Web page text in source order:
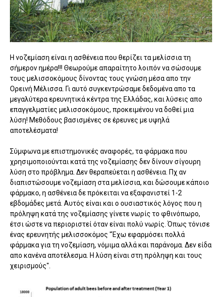
Η νοζεμίαση είναι η ασθένεια που θερίζει τα μελίσσια τη
σήμερον ημέρα!!! Θεωρούμε απαραίτητο λοιπόν να σώσουμε
τους μελισσοκόμους δίνοντας τους γνώση μέσα απο την
Ορεινή Μέλισσα. Γι αυτό συγκεντρώσαμε δεδομένα απο τα
μεγαλύτερα ερευνητικά κέντρα της Ελλάδας, και λύσεις απο
επαγγελματίες μελισσοκόμους, προκειμένου να δοθεί μια
λύση! Μεθόδους βασισμένες σε έρευνες με υψηλά
αποτελέσματα!
Σύμφωνα με επιστημονικές αναφορές, τα φάρμακα που
χρησιμοποιούνται κατά της νοζεμίασης δεν δίνουν σίγουρη
λύση στο πρόβλημα. Δεν θεραπεύεται η ασθένεια. Πχ αν
διαπιστώσουμε νοζεμίαση στα μελίσσια, και δώσουμε κάποιο
φάρμακο, η ασθένεια δε πρόκειται να εξαφανιστεί 1-2
εβδομάδες μετά. Αυτός είναι και ο ουσιαστικός λόγος που η
πρόληψη κατά της νοζεμίασης γίνετε νωρίς το φθινόπωρο,
έτσι ώστε να περιοριστεί όταν είναι πολύ νωρίς. Όπως τόνισε
ένας ερευνητής μελισσοκόμος "Έχω εφαρμόσει πολλά
φάρμακα για τη νοζεμίαση, νόμιμα αλλά και παράνομα. Δεν είδα
απο κανένα αποτέλεσμα. Η λύση είναι στη πρόληψη και τους
χειρισμούς".